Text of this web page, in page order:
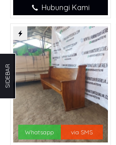
Hubungi Kami
Whatsapp via SMS
SIDEBAR